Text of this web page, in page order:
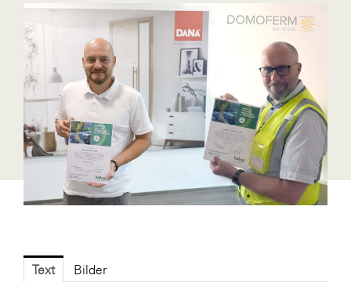
Colmobil Austria
Controller Institut
Darbo
Designer Outlets Parndorf und Salzburg
DOMOFERM
Essity
FG UBIT Salzburg
Fressnapf
Text Bilder